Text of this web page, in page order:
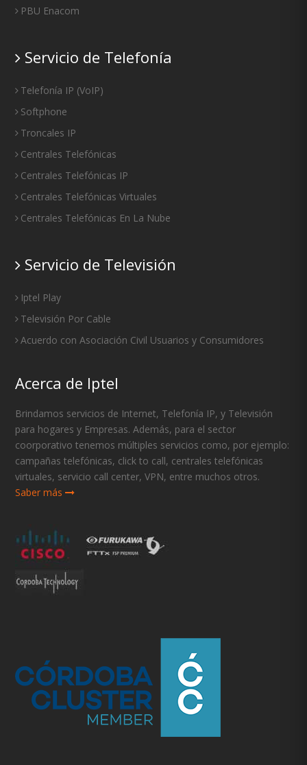
PBU Enacom
Servicio de Telefonía
Telefonía IP (VoIP)
Softphone
Troncales IP
Centrales Telefónicas
Centrales Telefónicas IP
Centrales Telefónicas Virtuales
Centrales Telefónicas En La Nube
Servicio de Televisión
Iptel Play
Televisión Por Cable
Acuerdo con Asociación Civil Usuarios y Consumidores
Acerca de Iptel
Brindamos servicios de Internet, Telefonía IP, y Televisión
para hogares y Empresas. Además, para el sector
coorporativo tenemos múltiples servicios como, por ejemplo:
campañas telefónicas, click to call, centrales telefónicas
virtuales, servicio call center, VPN, entre muchos otros.
Saber más